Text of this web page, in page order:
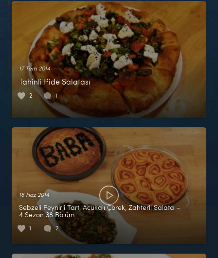
17 Tem 2014
Tahinli Pide Salatası
2 1
16 Haz 2014
Sebzeli Peynirli Tart, Acukalı Çörek, Zahterli Salata –
4.Sezon 38.Bölüm
1 2